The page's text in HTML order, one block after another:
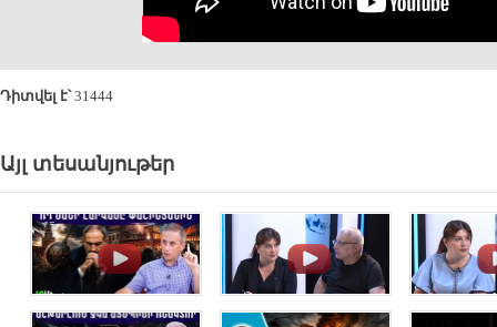
Դիտվել է՝31444
Այլ տեսանյութեր
. . .